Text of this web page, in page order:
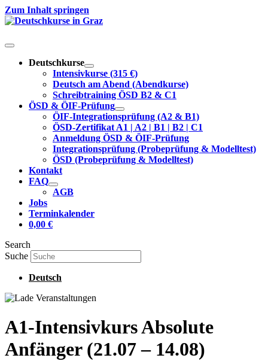
Zum Inhalt springen
Deutschkurse
Intensivkurse (315 €)
Deutsch am Abend (Abendkurse)
Schreibtraining ÖSD B2 & C1
ÖSD & ÖIF-Prüfung
ÖIF-Integrationsprüfung (A2 & B1)
ÖSD-Zertifikat A1 | A2 | B1 | B2 | C1
Anmeldung ÖSD & ÖIF-Prüfung
Integrationsprüfung (Probeprüfung & Modelltest)
ÖSD (Probeprüfung & Modelltest)
Kontakt
FAQ
AGB
Jobs
Terminkalender
0,00 €
Search
Suche
Deutsch
A1-Intensivkurs Absolute
Anfänger (21.07 – 14.08)